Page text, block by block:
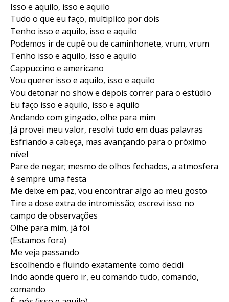
Isso e aquilo, isso e aquilo
Tudo o que eu faço, multiplico por dois
Tenho isso e aquilo, isso e aquilo
Podemos ir de cupê ou de caminhonete, vrum, vrum
Tenho isso e aquilo, isso e aquilo
Cappuccino e americano
Vou querer isso e aquilo, isso e aquilo
Vou detonar no show e depois correr para o estúdio
Eu faço isso e aquilo, isso e aquilo
Andando com gingado, olhe para mim
Já provei meu valor, resolvi tudo em duas palavras
Esfriando a cabeça, mas avançando para o próximo
nível
Pare de negar; mesmo de olhos fechados, a atmosfera
é sempre uma festa
Me deixe em paz, vou encontrar algo ao meu gosto
Tire a dose extra de intromissão; escrevi isso no
campo de observações
Olhe para mim, já foi
(Estamos fora)
Me veja passando
Escolhendo e fluindo exatamente como decidi
Indo aonde quero ir, eu comando tudo, comando,
comando